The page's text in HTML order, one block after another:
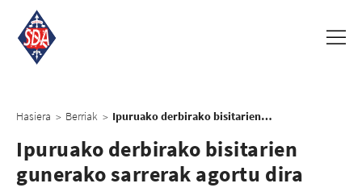
Hasiera > Berriak > Ipuruako derbirako bisitarien gunerako sarrerak agortu dira
Ipuruako derbirako bisitarien
gunerako sarrerak agortu dira